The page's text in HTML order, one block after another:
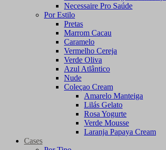
Necessaire Pro Saúde
Por Estilo
Pretas
Marrom Cacau
Caramelo
Vermelho Cereja
Verde Oliva
Azul Atlântico
Nude
Coleçao Cream
Amarelo Manteiga
Lilás Gelato
Rosa Yogurte
Verde Mousse
Laranja Papaya Cream
Cases